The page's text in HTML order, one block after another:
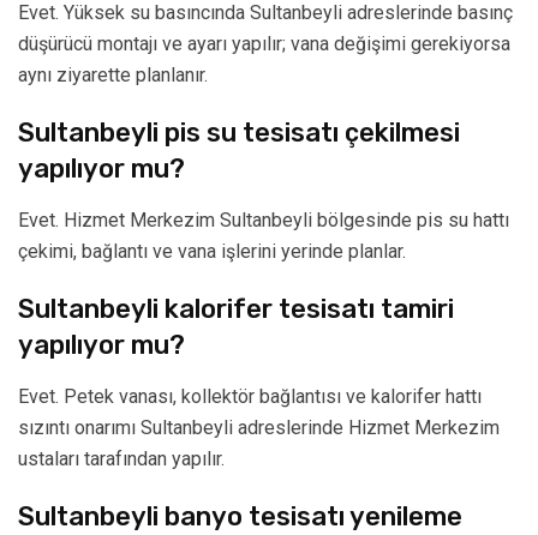
Evet. Yüksek su basıncında Sultanbeyli adreslerinde basınç
düşürücü montajı ve ayarı yapılır; vana değişimi gerekiyorsa
aynı ziyarette planlanır.
Sultanbeyli pis su tesisatı çekilmesi
yapılıyor mu?
Evet. Hizmet Merkezim Sultanbeyli bölgesinde pis su hattı
çekimi, bağlantı ve vana işlerini yerinde planlar.
Sultanbeyli kalorifer tesisatı tamiri
yapılıyor mu?
Evet. Petek vanası, kollektör bağlantısı ve kalorifer hattı
sızıntı onarımı Sultanbeyli adreslerinde Hizmet Merkezim
ustaları tarafından yapılır.
Sultanbeyli banyo tesisatı yenileme